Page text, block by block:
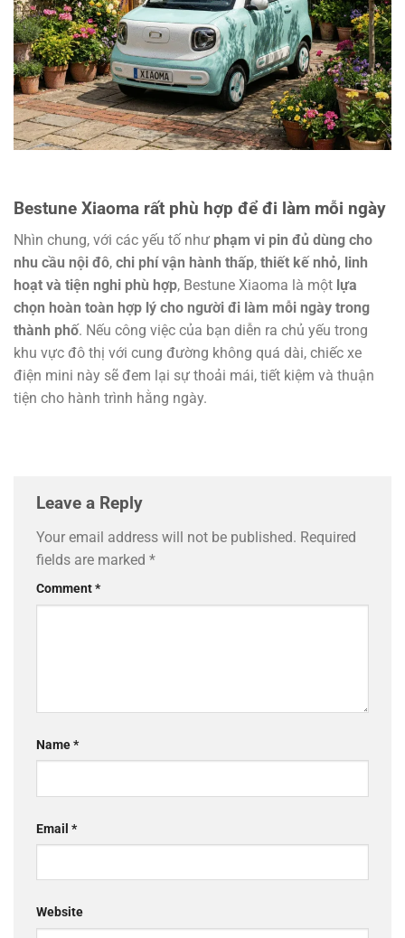
Bestune Xiaoma rất phù hợp để đi làm mỗi ngày
Nhìn chung, với các yếu tố như phạm vi pin đủ dùng cho
nhu cầu nội đô, chi phí vận hành thấp, thiết kế nhỏ, linh
hoạt và tiện nghi phù hợp, Bestune Xiaoma là một lựa
chọn hoàn toàn hợp lý cho người đi làm mỗi ngày trong
thành phố. Nếu công việc của bạn diễn ra chủ yếu trong
khu vực đô thị với cung đường không quá dài, chiếc xe
điện mini này sẽ đem lại sự thoải mái, tiết kiệm và thuận
tiện cho hành trình hằng ngày.
Leave a Reply
Your email address will not be published. Required
fields are marked *
Comment*
Name*
Email *
Website